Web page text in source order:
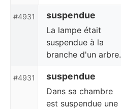
#4931 suspendue
La lampe était
suspendue à la
branche d'un arbre.
#4931 suspendue
Dans sa chambre
est suspendue une